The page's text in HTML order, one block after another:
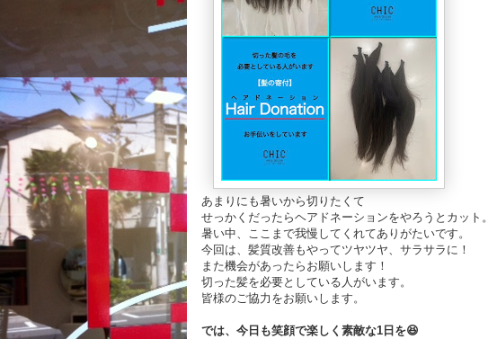
あまりにも暑いから切りたくて
せっかくだったらヘアドネーションをやろうとカット。
暑い中、ここまで我慢してくれてありがたいです。
今回は、髪質改善もやってツヤツヤ、サラサラに！
また機会があったらお願いします！
切った髪を必要としている人がいます。
皆様のご協力をお願いします。
では、今日も笑顔で楽しく素敵な1日を😆